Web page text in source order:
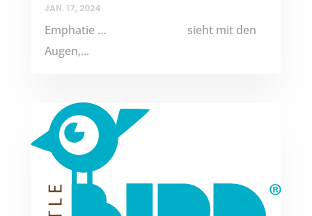
JAN. 17, 2024
Emphatie … sieht mit den
Augen,...